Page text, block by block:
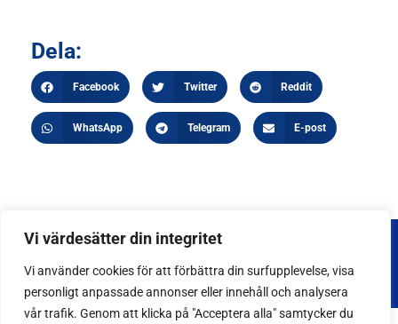
Vi värdesätter din integritet
Vi använder cookies för att förbättra din surfupplevelse, visa
personligt anpassade annonser eller innehåll och analysera
vår trafik. Genom att klicka på "Acceptera alla" samtycker du
Dela:
Facebook Twitter Reddit
WhatsApp Telegram E-post